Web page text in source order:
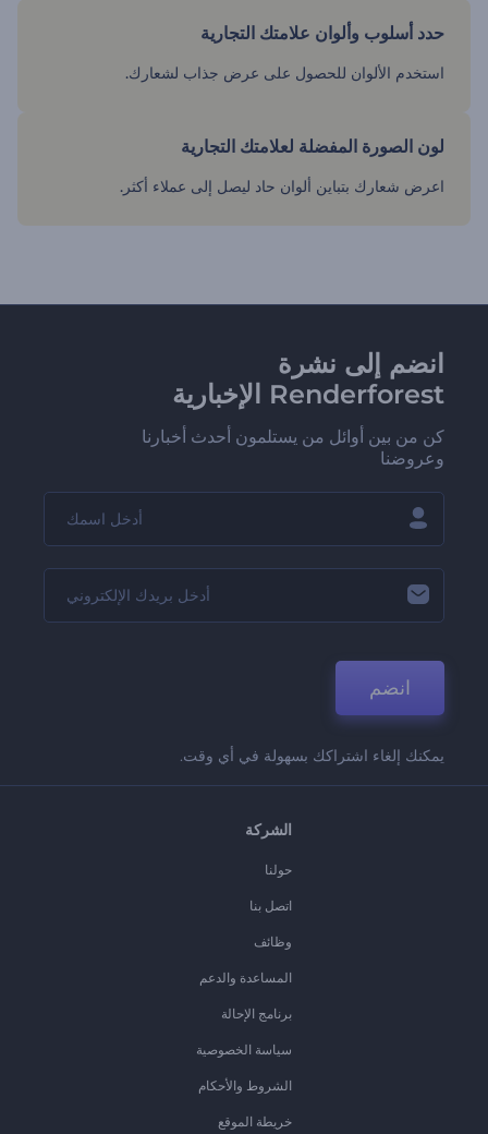
حدد أسلوب وألوان علامتك التجارية
استخدم الألوان للحصول على عرض جذاب لشعارك.
لون الصورة المفضلة لعلامتك التجارية
اعرض شعارك بتباين ألوان حاد ليصل إلى عملاء أكثر.
انضم إلى نشرة
Renderforest الإخبارية
كن من بين أوائل من يستلمون أحدث أخبارنا
وعروضنا
انضم
يمكنك إلغاء اشتراكك بسهولة في أي وقت.
الشركة
حولنا
اتصل بنا
وظائف
المساعدة والدعم
برنامج الإحالة
سياسة الخصوصية
الشروط والأحكام
خريطة الموقع